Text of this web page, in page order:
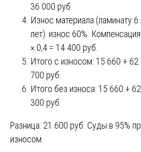
36 000 руб.
Износ материала (ламинату
лет): износ 60%.
× 0,4 = 14 400 руб.
Итого с износом: 15 660 +
700 руб.
Итого без износа: 15 660 +
300 руб.
Разница: 21 600 руб. Суды в 95%
износом.